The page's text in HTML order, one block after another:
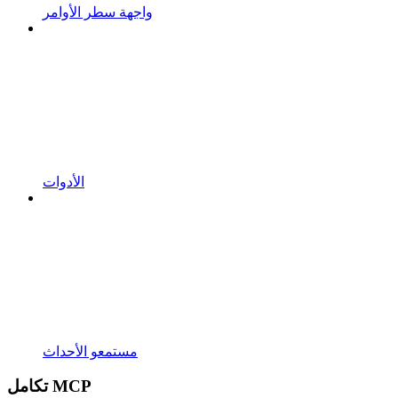
واجهة سطر الأوامر
الأدوات
مستمعو الأحداث
تكامل MCP